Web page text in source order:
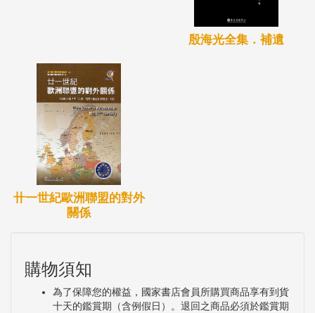
殷海光全集．補遺
卄一世紀歐洲聯盟的對外
關係
購物須知
為了保障您的權益，國家書店會員所購買商品享有到貨
十天的鑑賞期（含例假日）。退回之商品必須於鑑賞期